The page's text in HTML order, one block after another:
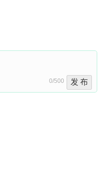
0/500 发 布